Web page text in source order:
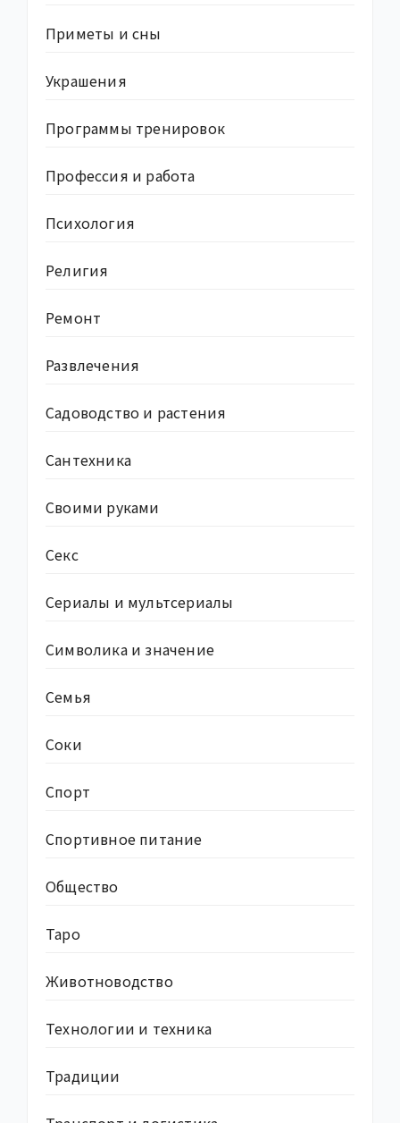
Приметы и сны
Украшения
Программы тренировок
Профессия и работа
Психология
Религия
Ремонт
Развлечения
Садоводство и растения
Сантехника
Своими руками
Секс
Сериалы и мультсериалы
Символика и значение
Семья
Соки
Спорт
Спортивное питание
Общество
Таро
Животноводство
Технологии и техника
Традиции